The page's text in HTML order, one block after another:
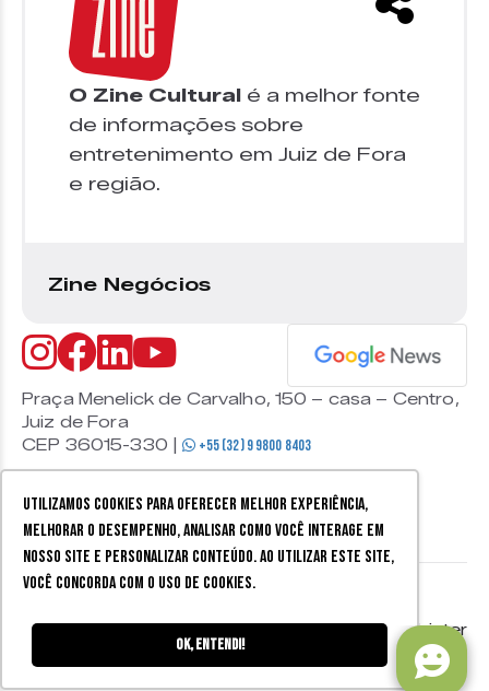
Utilizamos cookies para oferecer melhor experiência,
melhorar o desempenho, analisar como você interage em
nosso site e personalizar conteúdo. Ao utilizar este site,
você concorda com o uso de cookies.
Ok, entendi!
O Zine Cultural é a melhor fonte
de informações sobre
entretenimento em Juiz de Fora
e região.
Zine Negócios
Praça Menelick de Carvalho, 150 – casa – Centro,
Juiz de Fora
CEP 36015-330 |
+55 (32) 9 9800 8403
os direitos reservados.
Mobister